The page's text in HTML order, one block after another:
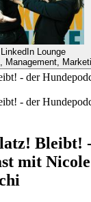
LinkedIn Lounge
Management,
- der
- der
Bleibt!
mit